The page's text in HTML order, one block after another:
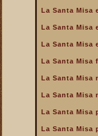
perfecta oración
La Santa Misa es
caridad
La Santa Misa es
sagrado y lo más
La Santa Misa es
La Santa Misa es
La Santa Misa
La Santa Misa
La Santa Misa
La Santa Misa
La Santa Misa
La Santa Misa
La Santa Misa
La Santa